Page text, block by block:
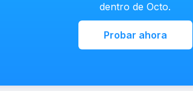
dentro de Octo.
Probar ahora